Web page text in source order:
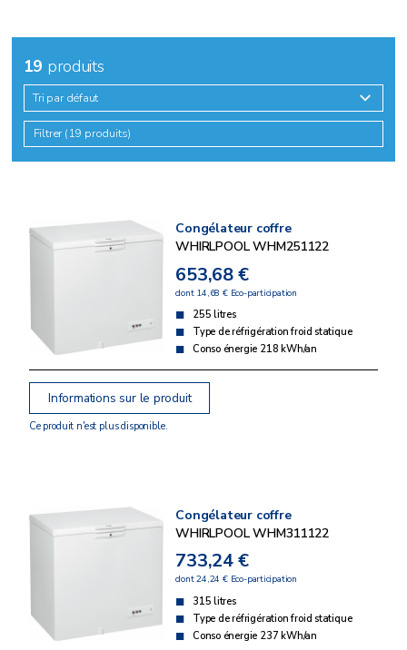
19 produits
Tri par défaut
Filtrer (19 produits)
Congélateur coffre
WHIRLPOOL WHM251122
653,68 €
dont 14,68 € Eco-participation
255 litres
Type de réfrigération froid statique
Conso énergie 218 kWh/an
Informations sur le produit
Ce produit n'est plus disponible.
Congélateur coffre
WHIRLPOOL WHM311122
733,24 €
dont 24,24 € Eco-participation
315 litres
Type de réfrigération froid statique
Conso énergie 237 kWh/an